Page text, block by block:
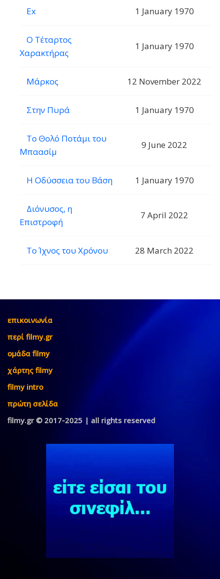
Ex 1 January 1970
Ο Τέταρτος
Χαρακτήρας
1 January 1970
Μάρκος 12 November 2022
Στην Πυρά 1 January 1970
Το Θολό Ποτάμι του
Μπαασίμ
9 June 2022
Η Οδύσσεια του Βάση 1 January 1970
Διόνυσος, η
Επιστροφή
7 April 2022
Το Ίχνος του Χρόνου 28 March 2022
επικοινωνία
περί filmy.gr
ομάδα filmy
χάρτης filmy
filmy intro
πρώτη σελίδα
filmy.gr © 2017-2025 | all rights reserved